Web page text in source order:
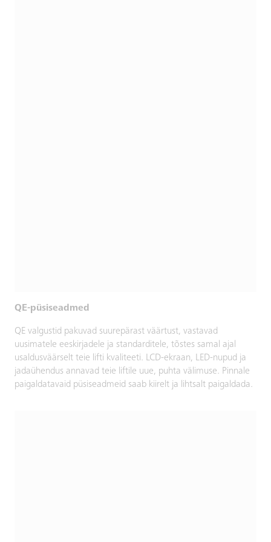
QE-püsiseadmed
QE valgustid pakuvad suurepärast väärtust, vastavad
uusimatele eeskirjadele ja standarditele, tõstes samal ajal
usaldusväärselt teie lifti kvaliteeti. LCD-ekraan, LED-nupud ja
jadaühendus annavad teie liftile uue, puhta välimuse. Pinnale
paigaldatavaid püsiseadmeid saab kiirelt ja lihtsalt paigaldada.